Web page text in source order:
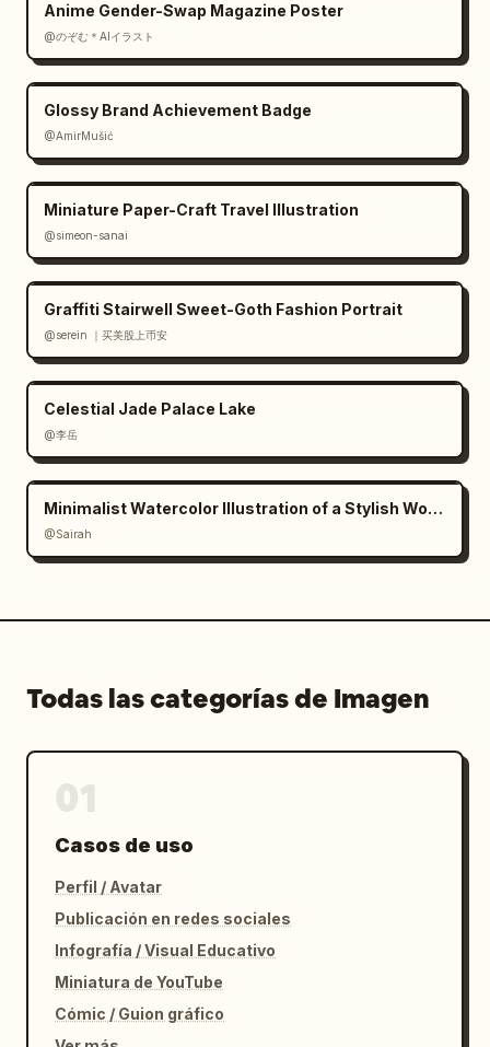
Anime Gender-Swap Magazine Poster
@のぞむ＊AIイラスト
Glossy Brand Achievement Badge
@AmirMušić
Miniature Paper-Craft Travel Illustration
@simeon-sanai
Graffiti Stairwell Sweet-Goth Fashion Portrait
@serein ｜买美股上币安
Celestial Jade Palace Lake
@李岳
Minimalist Watercolor Illustration of a Stylish Woman
@Sairah
Todas las categorías de Imagen
Casos de uso
Perfil / Avatar
Publicación en redes sociales
Infografía / Visual Educativo
Miniatura de YouTube
Cómic / Guion gráfico